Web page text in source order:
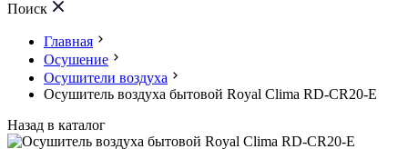
Поиск
Главная
Осушение
Осушители воздуха
Осушитель воздуха бытовой Royal Clima RD-CR20-E
Назад в каталог